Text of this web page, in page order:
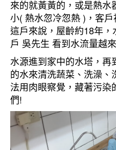
來的就黃黃的，或是熱
小( 熱水忽冷忽熱 )，客
這戶來說，屋齡約18年
戶 吳先生 看到水流量越
水源進到家中的水塔，
的水來清洗蔬菜、洗澡
法用肉眼察覺，藏著污
們!